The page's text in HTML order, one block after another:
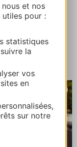
et nos
pour :
statistiques
la
vos
en
sur notre
ROCH